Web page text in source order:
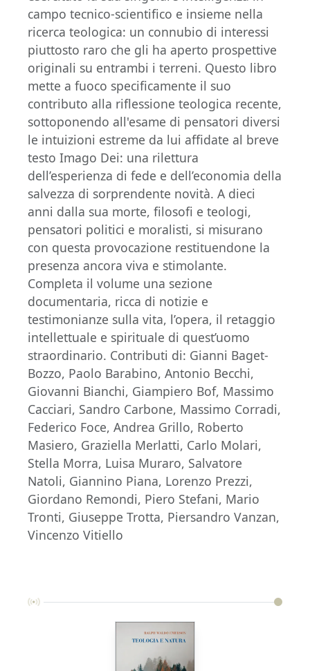
campo tecnico-scientifico e insieme nella
ricerca teologica: un connubio di interessi
piuttosto raro che gli ha aperto prospettive
originali su entrambi i terreni. Questo libro
mette a fuoco specificamente il suo
contributo alla riflessione teologica recente,
sottoponendo all'esame di pensatori diversi
le intuizioni estreme da lui affidate al breve
testo Imago Dei: una rilettura
dell’esperienza di fede e dell’economia della
salvezza di sorprendente novità. A dieci
anni dalla sua morte, filosofi e teologi,
pensatori politici e moralisti, si misurano
con questa provocazione restituendone la
presenza ancora viva e stimolante.
Completa il volume una sezione
documentaria, ricca di notizie e
testimonianze sulla vita, l’opera, il retaggio
intellettuale e spirituale di quest’uomo
straordinario. Contributi di: Gianni Baget-
Bozzo, Paolo Barabino, Antonio Becchi,
Giovanni Bianchi, Giampiero Bof, Massimo
Cacciari, Sandro Carbone, Massimo Corradi,
Federico Foce, Andrea Grillo, Roberto
Masiero, Graziella Merlatti, Carlo Molari,
Stella Morra, Luisa Muraro, Salvatore
Natoli, Giannino Piana, Lorenzo Prezzi,
Giordano Remondi, Piero Stefani, Mario
Tronti, Giuseppe Trotta, Piersandro Vanzan,
Vincenzo Vitiello